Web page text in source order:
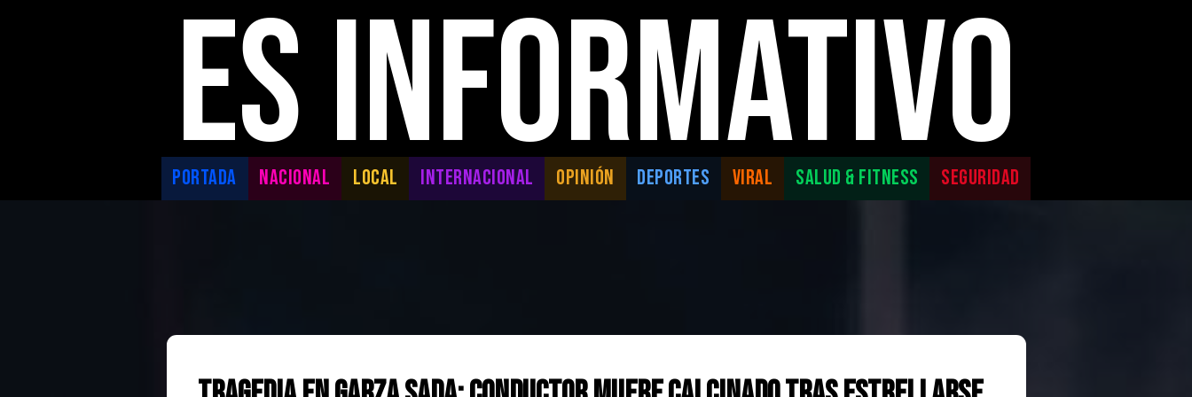
ES INFORMATIVO
PORTADA NACIONAL LOCAL INTERNACIONAL OPINIÓN DEPORTES VIRAL SALUD & FITNESS SEGURIDAD